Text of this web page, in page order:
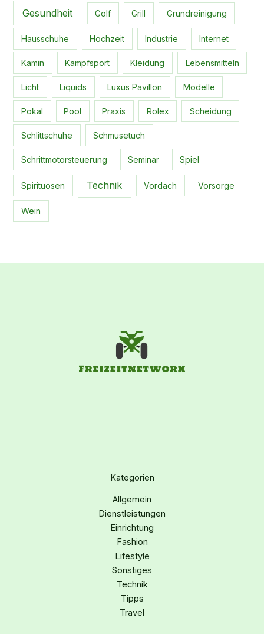
Gesundheit Golf Grill Grundreinigung
Hausschuhe Hochzeit Industrie Internet
Kamin Kampfsport Kleidung Lebensmitteln
Licht Liquids Luxus Pavillon Modelle
Pokal Pool Praxis Rolex Scheidung
Schlittschuhe Schmusetuch
Schrittmotorsteuerung Seminar Spiel
Spirituosen Technik Vordach Vorsorge
Wein
Kategorien
Allgemein
Dienstleistungen
Einrichtung
Fashion
Lifestyle
Sonstiges
Technik
Tipps
Travel